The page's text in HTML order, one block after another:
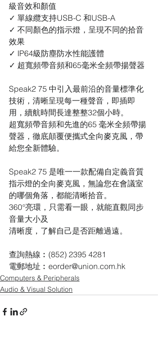
級音效和顏值
✓ 單線纜支持USB-C 和USB-A
✓ 不同顏色的指示燈，呈現不同的拾音
效果
✓ IP64級防塵防水性能護體
✓ 超寬頻帶音頻和65毫米全頻帶揚聲器
Speak2 75 中引入最前沿的音量標準化
技術，清晰呈現每一種聲音，即插即
用，續航時間長達整整32個小時。
超寬頻帶音頻和先進的65 毫米全頻帶揚
聲器，徹底顛覆便攜式全向麥克風，帶
給您全新體驗。
Speak2 75 是唯一一款配備自定義音質
指示燈的全向麥克風，無論您在會議室
的哪個角落，都能清晰拾音。
360°亮環，只需看一眼，就能直觀同步
音量大小及
清晰度，了解自己是否距離過遠。
查詢熱線︰(852) 2395 4281
電郵地址︰eorder@union.com.hk
Computers & Peripherals
Audio & Visual Solution